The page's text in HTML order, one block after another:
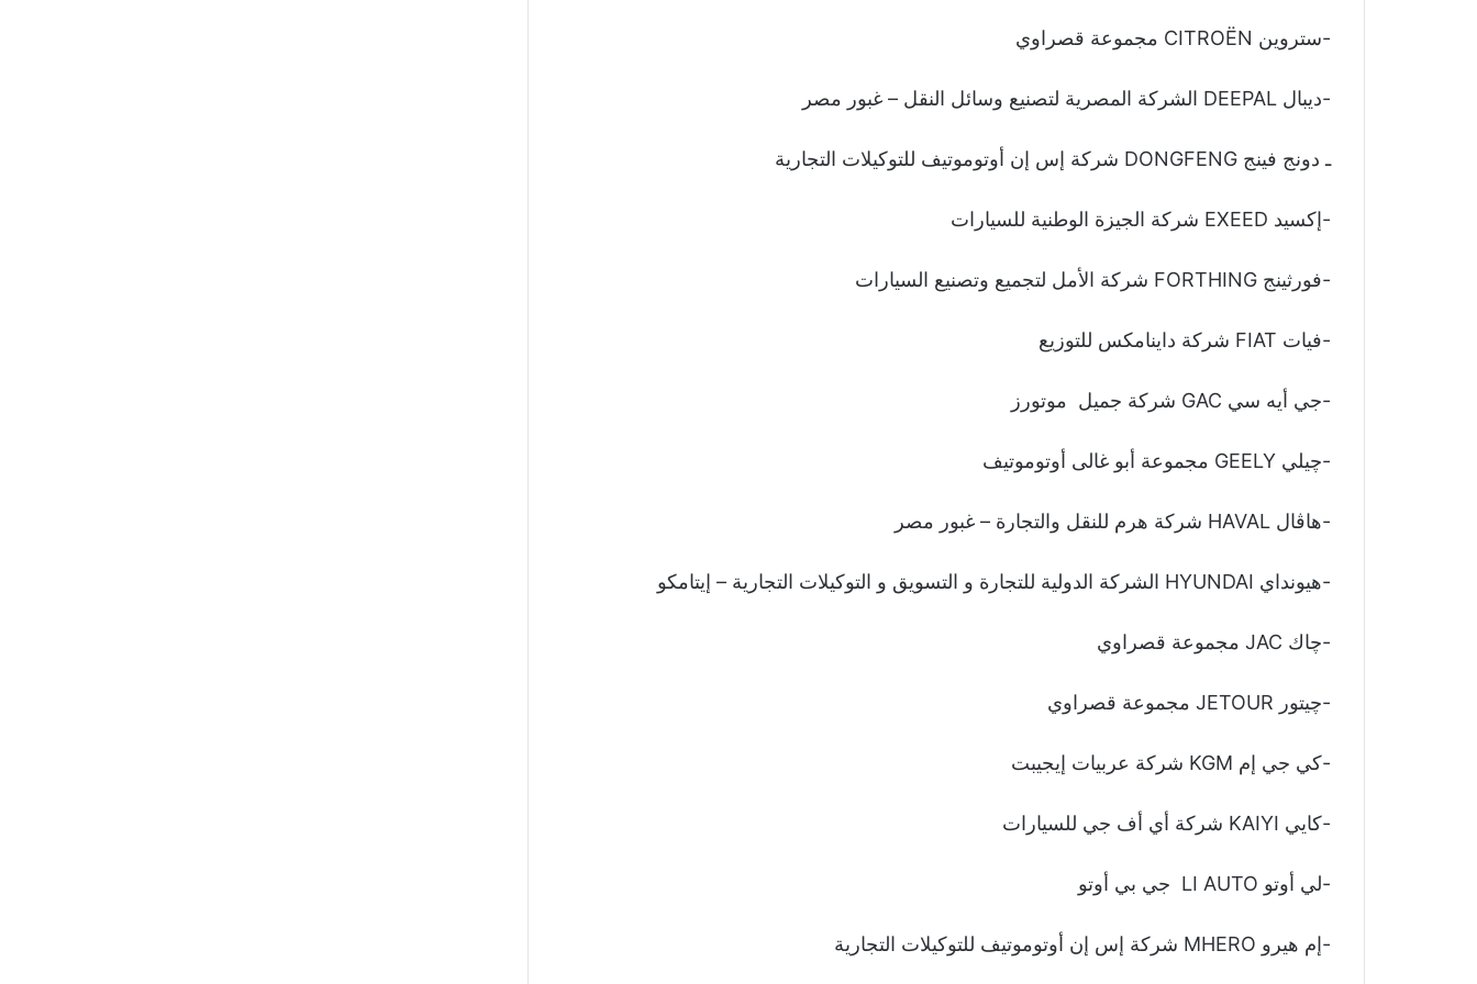
-ستروين CITROËN مجموعة قصراوي
-ديبال DEEPAL الشركة المصرية لتصنيع وسائل النقل – غبور مصر
ـ دونج فينج DONGFENG شركة إس إن أوتوموتيف للتوكيلات التجارية
-إكسيد EXEED شركة الجيزة الوطنية للسيارات
-فورثينج FORTHING شركة الأمل لتجميع وتصنيع السيارات
-فيات FIAT شركة داينامكس للتوزيع
-جي أيه سي GAC شركة جميل موتورز
-چيلي GEELY مجموعة أبو غالى أوتوموتيف
-هاڤال HAVAL شركة هرم للنقل والتجارة – غبور مصر
-هيونداي HYUNDAI الشركة الدولية للتجارة و التسويق و التوكيلات التجارية – إيتامكو
-چاك JAC مجموعة قصراوي
-چيتور JETOUR مجموعة قصراوي
-كي جي إم KGM شركة عربيات إيجيبت
-كايي KAIYI شركة أي أف جي للسيارات
-لي أوتو LI AUTO جي بي أوتو
-إم هيرو MHERO شركة إس إن أوتوموتيف للتوكيلات التجارية